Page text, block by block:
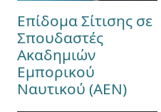
Επίδομα Σίτισης σε
Σπουδαστές
Ακαδημιών
Εμπορικού
Ναυτικού (ΑΕΝ)